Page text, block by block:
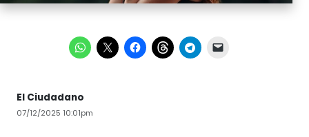
El Ciudadano
07/12/2025 10:01pm